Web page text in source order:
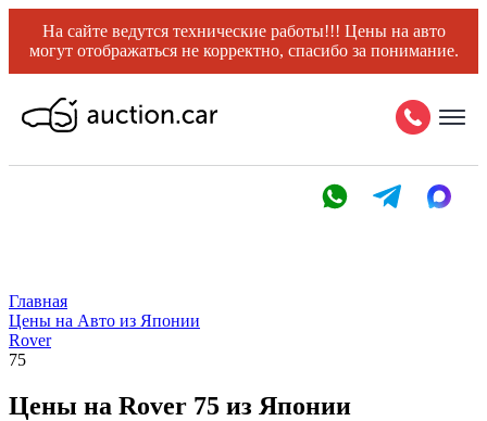
На сайте ведутся технические работы!!! Цены на авто
могут отображаться не корректно, спасибо за понимание.
Главная
Цены на Авто из Японии
Rover
75
Цены на Rover 75 из Японии